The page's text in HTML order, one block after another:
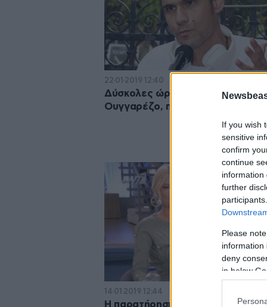
If you wish
sensitive
confirm
continue
information
further
Please
information
deny
in below
22·01·2019 12:40
Δύσκολες ώρες για τον Δημήτρη
Ουγγαρέζο, πέθανε ο πατέρας
14·01·2019 12:44
Η παρατήρηση της Λίτσας